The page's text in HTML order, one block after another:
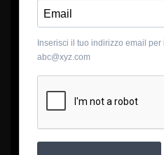
Inserisci il tuo indirizzo email
abc@xyz.com